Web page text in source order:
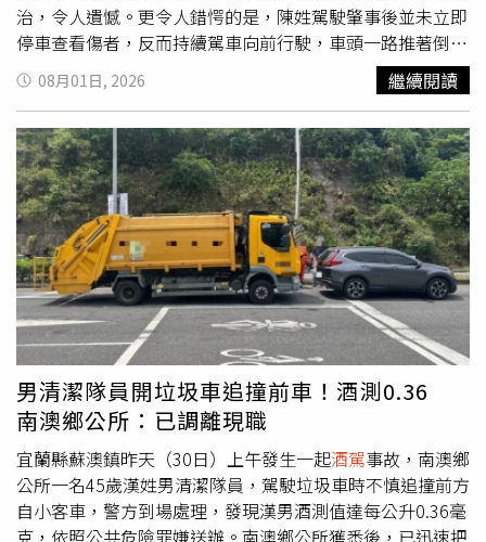
治，令人遺憾。更令人錯愕的是，陳姓駕駛肇事後並未立即
停車查看傷者，反而持續駕車向前行駛，車頭一路推著倒地
的機車前進約350公尺。機車在柏油路面不斷摩擦，沿途留
下長長刮痕，甚至因高溫摩擦引發火勢，火花與濃煙四起，
最後整輛機車起火燃燒，熱心民眾見狀趕緊上前協助滅火，
驚悚畫面令人怵目驚心。警方趕抵現場後，發現陳男神情異
常、言行怪異，因此依法對其進行毒品唾液快篩，結果呈現
依托咪酯陽性反應，隨即將其當場逮捕，並將同車乘客一併
帶回接受採尿檢驗，以進一步釐清案情。警方初步調查指
出，陳男疑似為了搶快，在下橋後繞過前方車輛、跨越雙黃
線違規左轉並闖紅燈，最終釀成這起奪命車禍。目前全案已
依過失致死、肇事逃逸及公共危險等罪嫌，移送橋頭地方檢
察署偵辦，警方也建請檢方聲請羈押。至於詳細肇事原因及
事故責任，仍待交通大隊進一步分析鑑定。警方再次呼籲，
毒品會嚴重影響駕駛人的判斷能力與反應速度，任何人都不
應心存僥倖酒駕或毒駕上路，以免造成無法挽回的悲劇，也
提醒所有用路人務必遵守交通號誌，共同維護道路安全。
08月01日, 2026 繼續閱讀
男清潔隊員開垃圾車追撞前車！酒測0.36
南澳鄉公所：已調離現職
宜蘭縣蘇澳鎮昨天（30日）上午發生一起酒駕事故，南澳鄉
公所一名45歲漢姓男清潔隊員，駕駛垃圾車時不慎追撞前方
自小客車，警方到場處理，發現漢男酒測值達每公升0.36毫